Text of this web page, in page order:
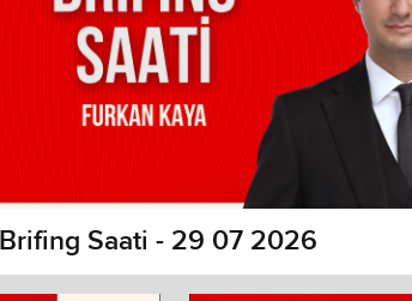
Brifing Saati - 29 07 2026